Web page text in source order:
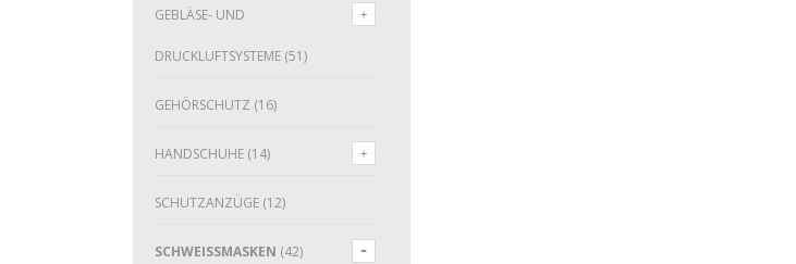
GEBLÄSE- UND
DRUCKLUFTSYSTEME (51)
GEHÖRSCHUTZ (16)
HANDSCHUHE (14)
SCHUTZANZÜGE (12)
SCHWEISSMASKEN (42)